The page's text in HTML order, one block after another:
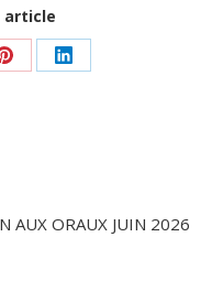
article
PartagerPartager
AUX ORAUX JUIN 2026